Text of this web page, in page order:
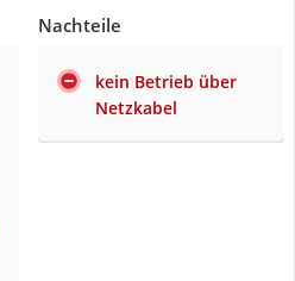
Nachteile
kein Betrieb über
Netzkabel